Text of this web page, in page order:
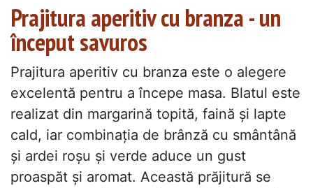
Prajitura aperitiv cu branza - un
început savuros
Prajitura aperitiv cu branza este o alegere
excelentă pentru a începe masa. Blatul este
realizat din margarină topită, faină și lapte
cald, iar combinația de brânză cu smântână
și ardei roșu și verde aduce un gust
proaspăt și aromat. Această prăjitură se